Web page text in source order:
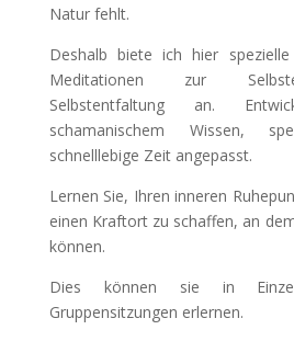
Natur fehlt.
Deshalb biete ich hier
Meditationen zur
Selbstentfaltung an.
schamanischem Wissen,
schnelllebige Zeit angepasst.
Lernen Sie, Ihren inneren
einen Kraftort zu schaffen, an
können.
Dies können sie in
Gruppensitzungen erlernen.